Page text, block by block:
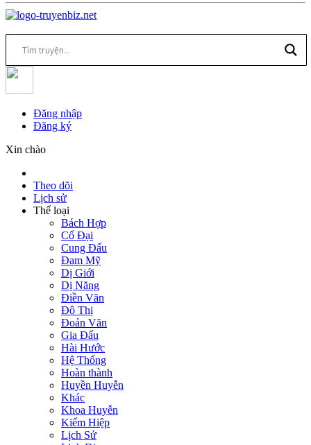
Đăng nhập
Đăng ký
Xin chào
Theo dõi
Lịch sử
Thể loại
Bách Hợp
Cổ Đại
Cung Đấu
Đam Mỹ
Dị Giới
Dị Năng
Điền Văn
Đô Thị
Đoản Văn
Gia Đấu
Hài Hước
Hệ Thống
Hoàn thành
Huyền Huyễn
Khác
Khoa Huyễn
Kiếm Hiệp
Lịch Sử